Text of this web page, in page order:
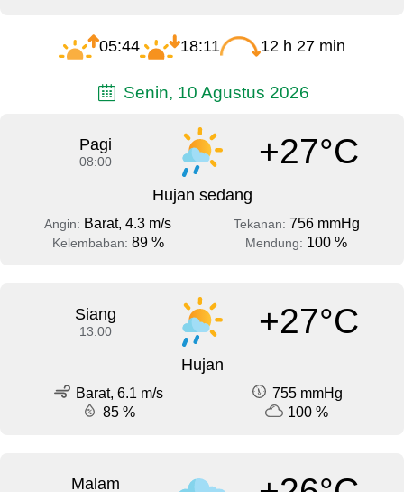
05:44 18:11 12 h 27 min
Senin, 10 Agustus 2026
Pagi
08:00 +27°C
Hujan sedang
Angin: Barat, 4.3 m/s Tekanan: 756 mmHg
Kelembaban: 89 % Mendung: 100 %
Siang
13:00 +27°C
Hujan
Barat, 6.1 m/s
755 mmHg
85 %
100 %
Malam